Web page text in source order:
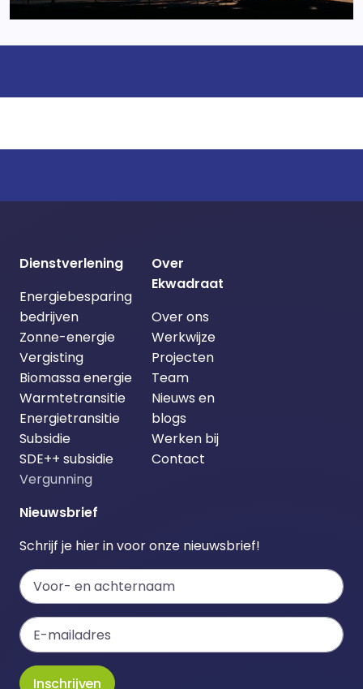
Dienstverlening
Energiebesparing
bedrijven
Zonne-energie
Vergisting
Biomassa energie
Warmtetransitie
Energietransitie
Subsidie
SDE++ subsidie
Vergunning
Over
Ekwadraat
Over ons
Werkwijze
Projecten
Team
Nieuws en
blogs
Werken bij
Contact
Nieuwsbrief
Schrijf je hier in voor onze nieuwsbrief!
Inschrijven